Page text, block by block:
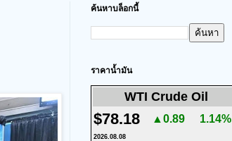
ค้นหาบล็อกนี้
ราคาน้ำมัน
WTI Crude Oil
$78.18 ▲0.89 1.14%
2026.08.08